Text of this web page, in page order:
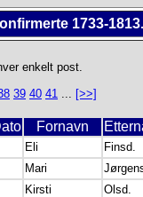
1733-1813.
enkelt post.
39 40 41 ... [>>]
Fornavn
Eli
Finsd.
Mari
Kirsti
Olsd.